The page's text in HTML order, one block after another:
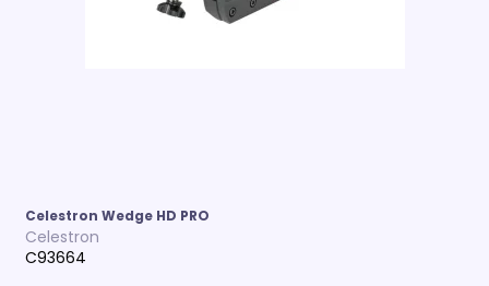
Celestron Wedge HD PRO
Celestron
C93664